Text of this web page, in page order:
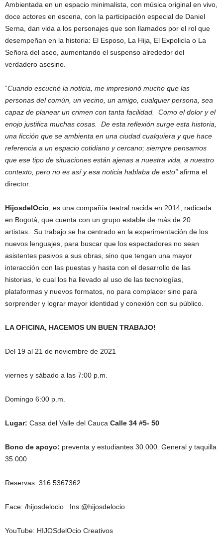
Ambientada en un espacio minimalista, con música original en vivo,
doce actores en escena, con la participación especial de Daniel
Serna, dan vida a los personajes que son llamados por el rol que
desempeñan en la historia: El Esposo, La Hija, El Expolicía o La
Señora del aseo, aumentando el suspenso alrededor del
verdadero asesino.
“Cuando escuché la noticia, me impresionó mucho que las
personas del común, un vecino, un amigo, cualquier persona, sea
capaz de planear un crimen con tanta facilidad. Como el dolor y el
enojo justifica muchas cosas. De esta reflexión surge esta historia,
una ficción que se ambienta en una ciudad cualquiera y que hace
referencia a un espacio cotidiano y cercano; siempre pensamos
que ese tipo de situaciones están ajenas a nuestra vida, a nuestro
contexto, pero no es así y esa noticia hablaba de esto” afirma el
director.
HijosdelOcio , es una compañía teatral nacida en 2014, radicada
en Bogotá, que cuenta con un grupo estable de más de 20
artistas. Su trabajo se ha centrado en la experimentación de los
nuevos lenguajes, para buscar que los espectadores no sean
asistentes pasivos a sus obras, sino que tengan una mayor
interacción con las puestas y hasta con el desarrollo de las
historias, lo cual los ha llevado al uso de las tecnologías,
plataformas y nuevos formatos, no para complacer sino para
sorprender y lograr mayor identidad y conexión con su público.
LA OFICINA, HACEMOS UN BUEN TRABAJO!
Del 19 al 21 de noviembre de 2021
viernes y sábado a las 7:00 p.m.
Domingo 6:00 p.m.
Lugar: Casa del Valle del Cauca Calle 34 #5- 50
Bono de apoyo: preventa y estudiantes 30.000. General y taquilla
35.000
Reservas: 316 5367362
Face: /hijosdelocio Ins:@hijosdelocio
YouTube: HIJOSdelOcio Creativos